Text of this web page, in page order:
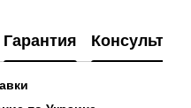
Гарантия